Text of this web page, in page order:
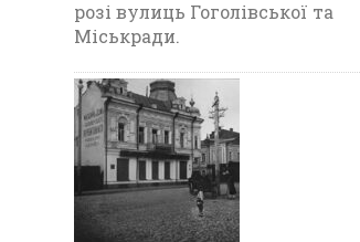
розі вулиць Гоголівської та
Міськради.